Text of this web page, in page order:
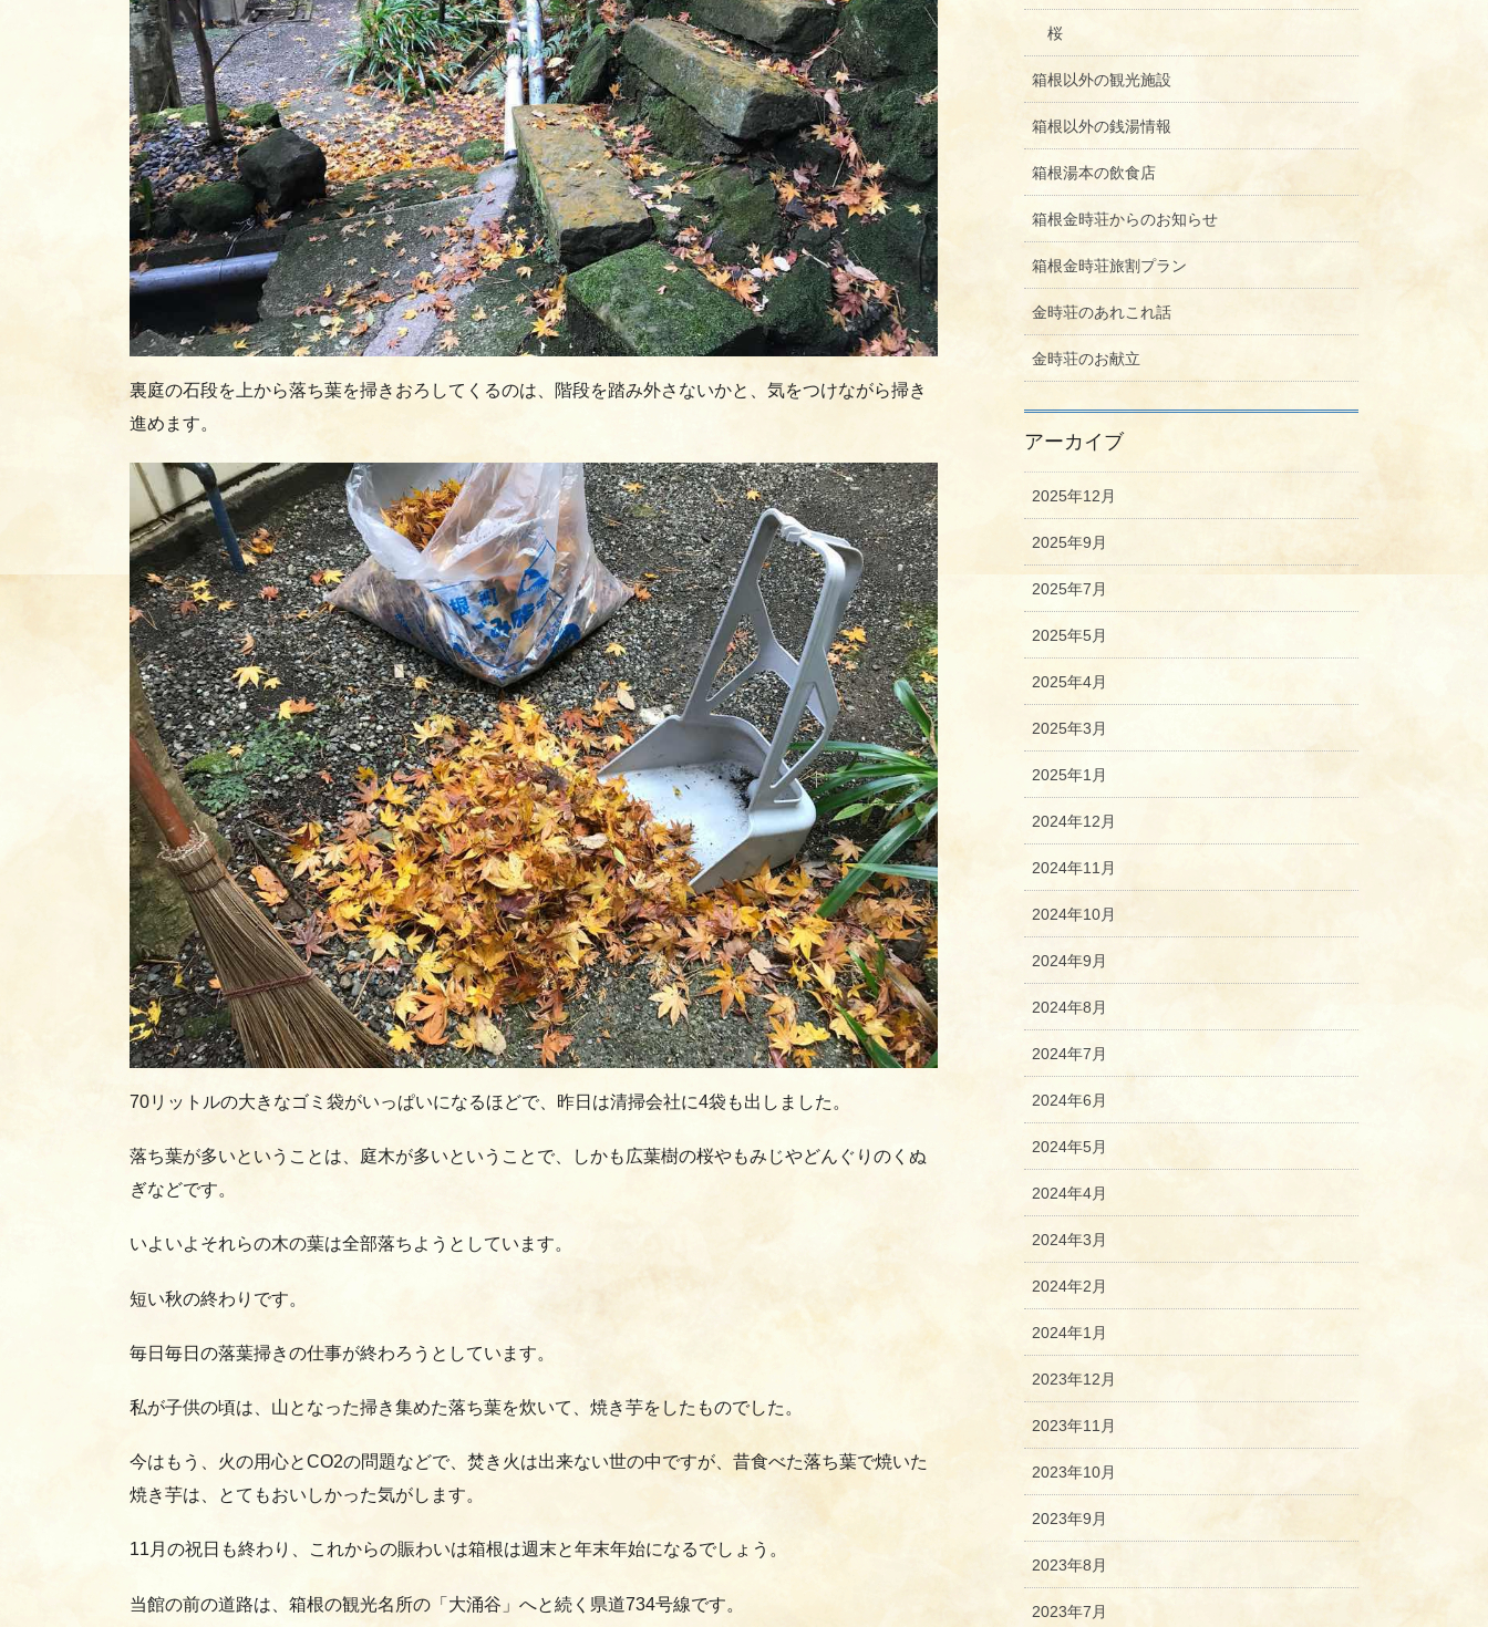
裏庭の石段を上から落ち葉を掃きおろしてくるのは、階段を踏み外さないかと、気をつけながら掃き
進めます。
70リットルの大きなゴミ袋がいっぱいになるほどで、昨日は清掃会社に4袋も出しました。
落ち葉が多いということは、庭木が多いということで、しかも広葉樹の桜やもみじやどんぐりのくぬ
ぎなどです。
いよいよそれらの木の葉は全部落ちようとしています。
短い秋の終わりです。
毎日毎日の落葉掃きの仕事が終わろうとしています。
私が子供の頃は、山となった掃き集めた落ち葉を炊いて、焼き芋をしたものでした。
今はもう、火の用心とCO2の問題などで、焚き火は出来ない世の中ですが、昔食べた落ち葉で焼いた
焼き芋は、とてもおいしかった気がします。
11月の祝日も終わり、これからの賑わいは箱根は週末と年末年始になるでしょう。
当館の前の道路は、箱根の観光名所の「大涌谷」へと続く県道734号線です。
桜
箱根以外の観光施設
箱根以外の銭湯情報
箱根湯本の飲食店
箱根金時荘からのお知らせ
箱根金時荘旅割プラン
金時荘のあれこれ話
金時荘のお献立
アーカイブ
2025年12月
2025年9月
2025年7月
2025年5月
2025年4月
2025年3月
2025年1月
2024年12月
2024年11月
2024年10月
2024年9月
2024年8月
2024年7月
2024年6月
2024年5月
2024年4月
2024年3月
2024年2月
2024年1月
2023年12月
2023年11月
2023年10月
2023年9月
2023年8月
2023年7月